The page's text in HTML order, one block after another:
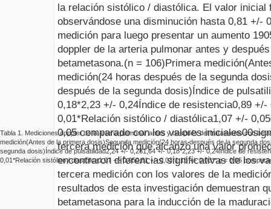
la relación sistólico / diastólica. El valor inicial
observándose una disminución hasta 0,81 +/-
medición para luego presentar un aumento
doppler de la arteria pulmonar antes y
betametasona.(n = 106)Primera medición
medición(24 horas después de la segunda
después de la segunda dosis)Índice de
0,18*2,23 +/- 0,24Índice de resistencia0,89 +/-
0,01*Relación sistólico / diastólica1,07 +/- 0,05
0,05 comparado con los valores iniciales00
Tabla 1. Medicionesdopplerde la arteria pulmonar antes y después del tratamiento con
medición(Antes de la primera dosis)Segunda medición(24 horas después de la segunda
segunda dosis)Índice depulsatilidad2,24 +/- 0,281,64 +/- 0,18*2,23 +/- 0,24Índice de
0,01*Relación sistólico / diastólica1,07 +/- 0,050,81 +/- 0,03*1,15 +/- 0,03** p < 0,05
tercera medición que alcanzó una valor
encontraron diferencias significativas de los
tercera medición con los valores de la
resultados de esta investigación demuestran
betametasona para la inducción de la